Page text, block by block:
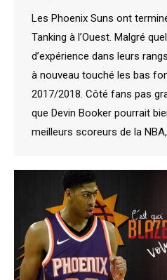
Les Phoenix Suns ont
Tanking à l’Ouest. Malgré
d’expérience dans leurs
à nouveau touché les bas
2017/2018. Côté fans pas
que Devin Booker pourrait
meilleurs scoreurs de la